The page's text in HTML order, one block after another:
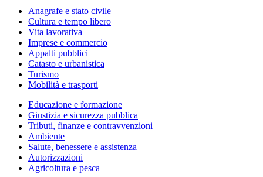
Anagrafe e stato civile
Cultura e tempo libero
Vita lavorativa
Imprese e commercio
Appalti pubblici
Catasto e urbanistica
Turismo
Mobilità e trasporti
Educazione e formazione
Giustizia e sicurezza pubblica
Tributi, finanze e contravvenzioni
Ambiente
Salute, benessere e assistenza
Autorizzazioni
Agricoltura e pesca